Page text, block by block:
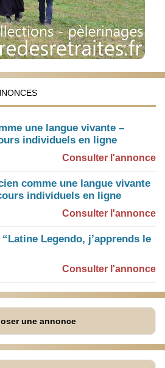
une langue vivante –
individuels en ligne
Consulter l'annonce
comme une langue vivante
individuels en ligne
Consulter l'annonce
Legendo, j’apprends le
Consulter l'annonce
une annonce